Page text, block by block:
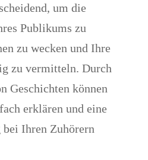
um die
Publikums zu
zu wecken und Ihre
zu vermitteln. Durch
Geschichten können
erklären und eine
Ihren Zuhörern